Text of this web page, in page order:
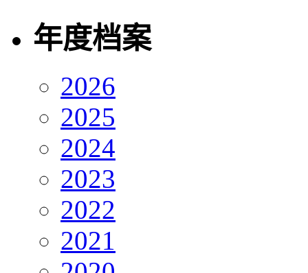
年度档案
2026
2025
2024
2023
2022
2021